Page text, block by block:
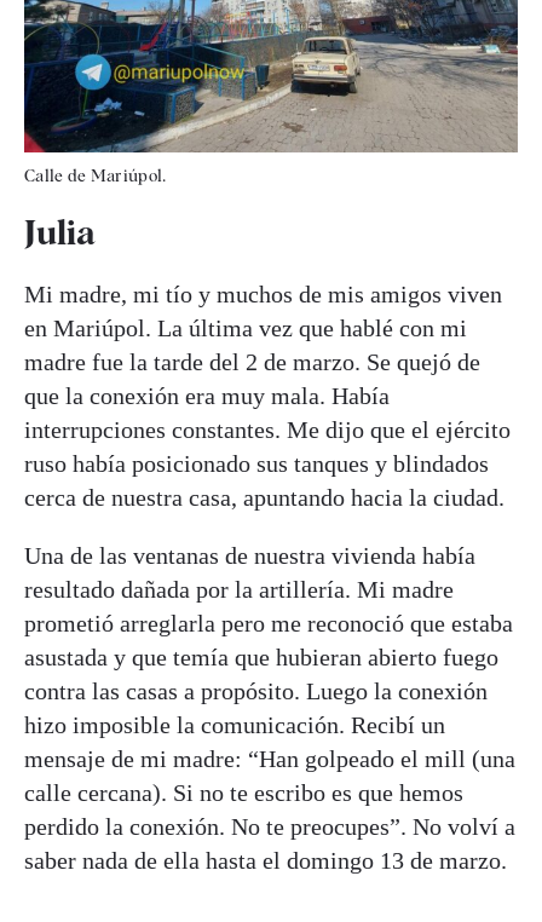
Calle de Mariúpol.
Julia
Mi madre, mi tío y muchos de mis amigos viven
en Mariúpol. La última vez que hablé con mi
madre fue la tarde del 2 de marzo. Se quejó de
que la conexión era muy mala. Había
interrupciones constantes. Me dijo que el ejército
ruso había posicionado sus tanques y blindados
cerca de nuestra casa, apuntando hacia la ciudad.
Una de las ventanas de nuestra vivienda había
resultado dañada por la artillería. Mi madre
prometió arreglarla pero me reconoció que estaba
asustada y que temía que hubieran abierto fuego
contra las casas a propósito. Luego la conexión
hizo imposible la comunicación. Recibí un
mensaje de mi madre: “Han golpeado el mill (una
calle cercana). Si no te escribo es que hemos
perdido la conexión. No te preocupes”. No volví a
saber nada de ella hasta el domingo 13 de marzo.